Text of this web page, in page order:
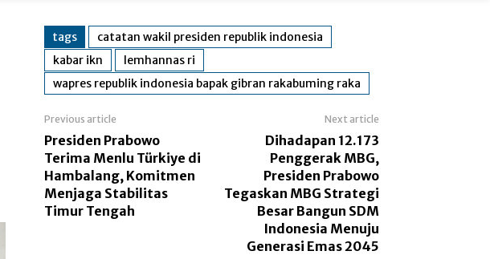
tags
catatan wakil presiden republik indonesia
kabar ikn
lemhannas ri
wapres republik indonesia bapak gibran rakabuming raka
Previous article
Presiden Prabowo
Terima Menlu Türkiye di
Hambalang, Komitmen
Menjaga Stabilitas
Timur Tengah
Next article
Dihadapan 12.173
Penggerak MBG,
Presiden Prabowo
Tegaskan MBG Strategi
Besar Bangun SDM
Indonesia Menuju
Generasi Emas 2045